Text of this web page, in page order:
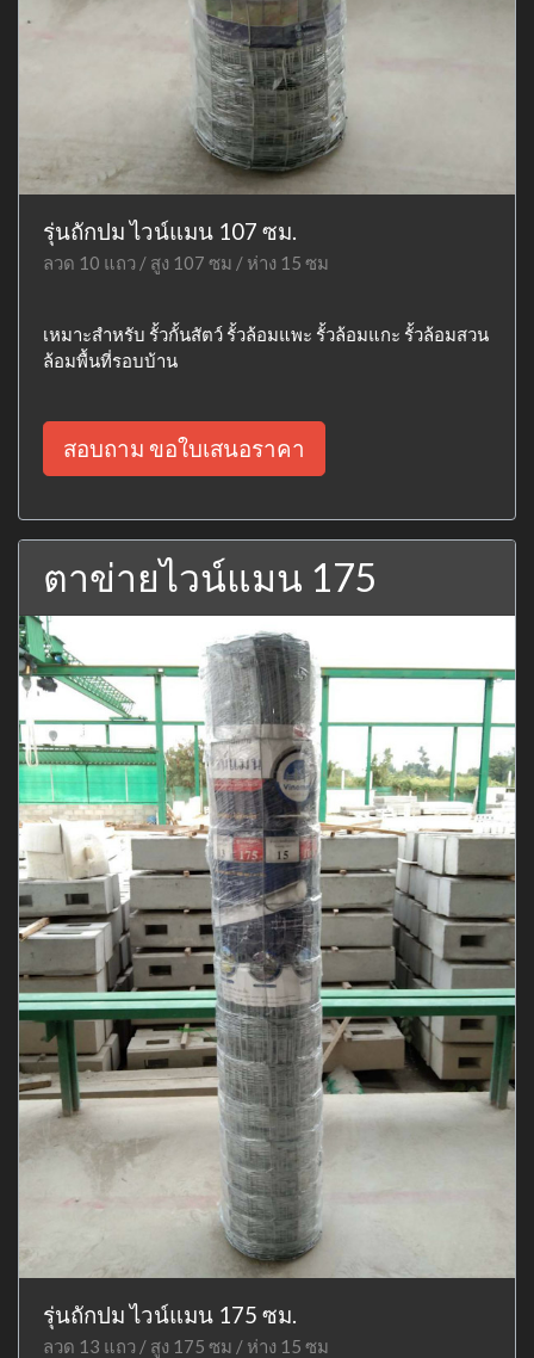
รุ่นถักปม ไวน์แมน 107 ซม.
ลวด 10 แถว / สูง 107 ซม / ห่าง 15 ซม
เหมาะสำหรับ รั้วกั้นสัตว์ รั้วล้อมแพะ รั้วล้อมแกะ รั้วล้อมสวน
ล้อมพื้นที่รอบบ้าน
สอบถาม ขอใบเสนอราคา
ตาข่ายไวน์แมน 175
รุ่นถักปม ไวน์แมน 175 ซม.
ลวด 13 แถว / สูง 175 ซม / ห่าง 15 ซม